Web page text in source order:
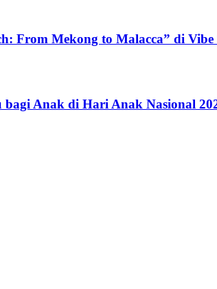
From Mekong to Malacca” di Vibe
Anak di Hari Anak Nasional